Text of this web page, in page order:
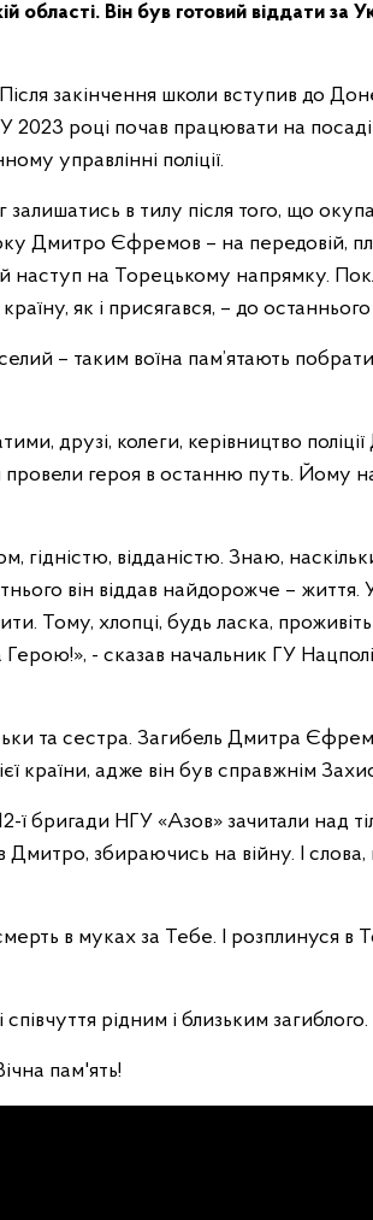
Він був готовий віддати за
закінчення школи вступив до
2023 році почав працювати на
управлінні поліції.
залишатись в тилу після того, що
Дмитро Єфремов – на передовій,
наступ на Торецькому напрямку.
як і присягався, – до
– таким воїна пам’ятають
друзі, колеги, керівництво поліції
провели героя в останню путь. Йому
гідністю, відданістю. Знаю,
він віддав найдорожче – життя.
Тому, хлопці, будь ласка,
- сказав начальник ГУ
та сестра. Загибель Дмитра
країни, адже він був справжнім
ї бригади НГУ «Азов» зачитали над
збираючись на війну. І
в муках за Тебе. І розплинуся в
рідним і близьким загиблого.
пам'ять!